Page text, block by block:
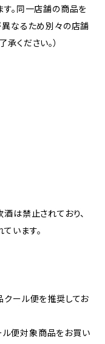
す。同一店舗の商品を
異なるため別々の店舗
ください。）
は禁止されており、
います。
クール便を推奨してお
ル便対象商品をお買い